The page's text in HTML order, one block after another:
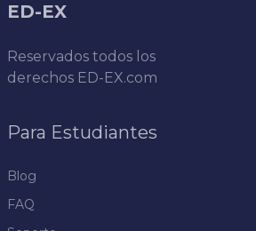
ED-EX
Reservados todos los
derechos ED-EX.com
Para Estudiantes
Blog
FAQ